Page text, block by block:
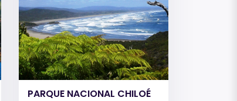
PARQUE NACIONAL CHILOÉ